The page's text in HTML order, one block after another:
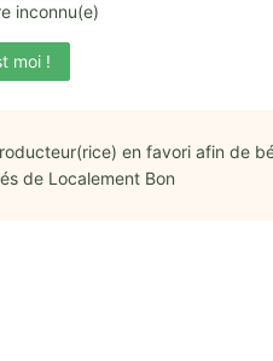
inconnu(e)
moi !
en favori afin de
de Localement Bon